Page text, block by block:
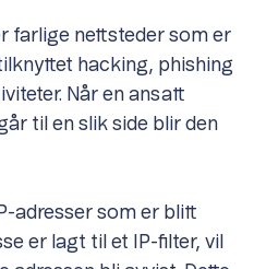
farlige nettsteder som er
hacking, phishing
Når en ansatt
til en slik side blir den
adresser som er blitt
er lagt til et IP-filter, vil